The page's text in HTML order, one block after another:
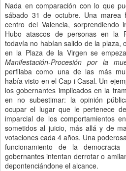
Nada en comparación con lo que
sábado 31 de octubre. Una marea
centro del Valencia, sorprendiendo
Hubo atascos de personas en la
todavía no habían salido de la plaza,
en la Plaza de la Virgen se
Manifestación-Procesión por la
perfilaba como una de las más
había visto en el Cap i Casal. Un
los gobernantes implicados en la
en no subestimar: la opinión
ocupar el lugar que le pertenece
imparcial de los comportamientos
sometidos al juicio, más allá y de
votaciones cada 4 años. Una
funcionamiento de la
gobernantes intentan derrotar o
depontenciándone el alcance.